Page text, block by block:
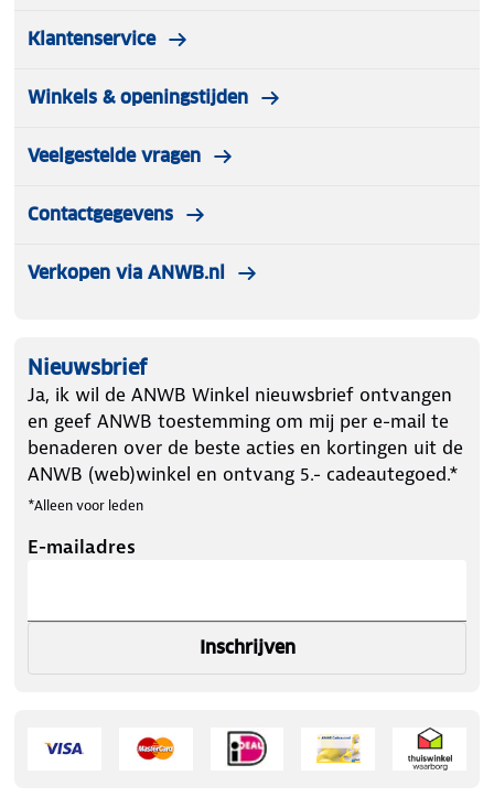
Klantenservice
Winkels & openingstijden
Veelgestelde vragen
Contactgegevens
Verkopen via ANWB.nl
Nieuwsbrief
Ja, ik wil de ANWB Winkel nieuwsbrief ontvangen
en geef ANWB toestemming om mij per e-mail te
benaderen over de beste acties en kortingen uit de
ANWB (web)winkel en ontvang 5.- cadeautegoed.*
*Alleen voor leden
E-mailadres
Inschrijven